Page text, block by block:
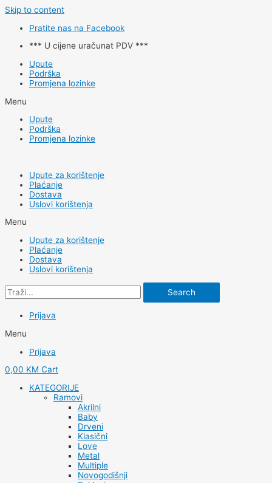
Skip to content
Pratite nas na Facebook
*** U cijene uračunat PDV ***
Upute
Podrška
Promjena lozinke
Menu
Upute
Podrška
Promjena lozinke
Upute za korištenje
Plaćanje
Dostava
Uslovi korištenja
Menu
Upute za korištenje
Plaćanje
Dostava
Uslovi korištenja
Search
Prijava
Menu
Prijava
0,00 KM Cart
KATEGORIJE
Ramovi
Akrilni
Baby
Drveni
Klasični
Love
Metal
Multiple
Novogodišnji